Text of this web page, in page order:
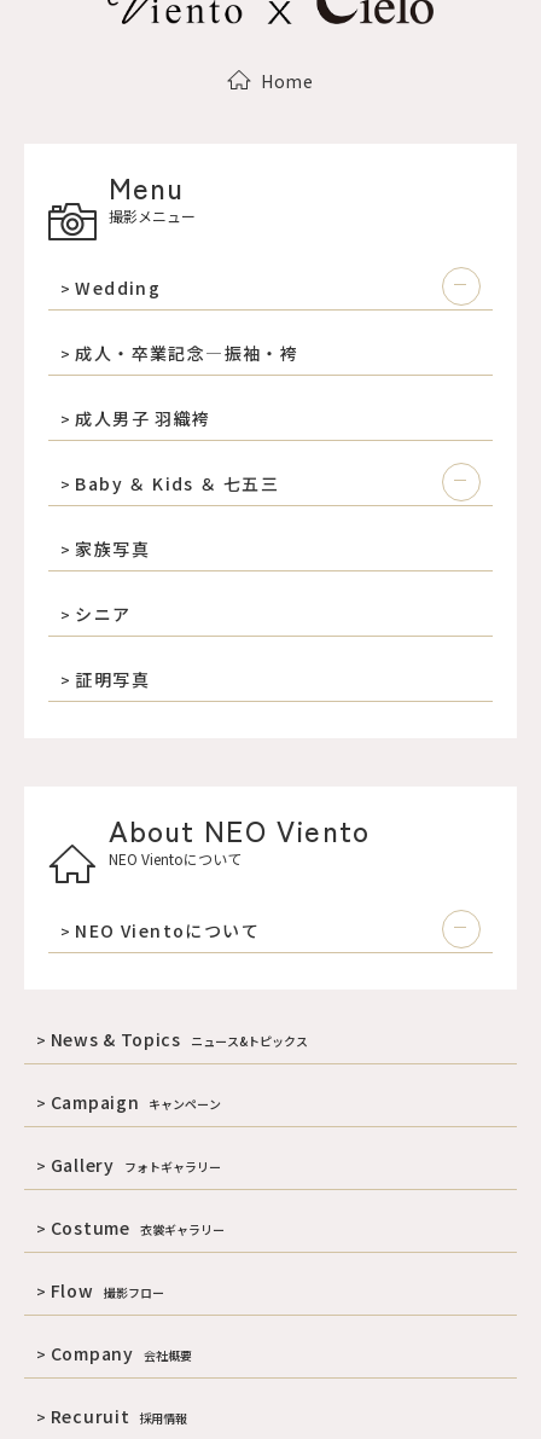
Home
Menu
撮影メニュー
Wedding
成人・卒業記念―振袖・袴
成人男子 羽織袴
Baby ＆ Kids ＆ 七五三
家族写真
シニア
証明写真
About NEO Viento
NEO Vientoについて
NEO Vientoについて
News & Topics ニュース&トピックス
Campaign キャンペーン
Gallery フォトギャラリー
Costume 衣裳ギャラリー
Flow 撮影フロー
Company 会社概要
Recuruit 採用情報